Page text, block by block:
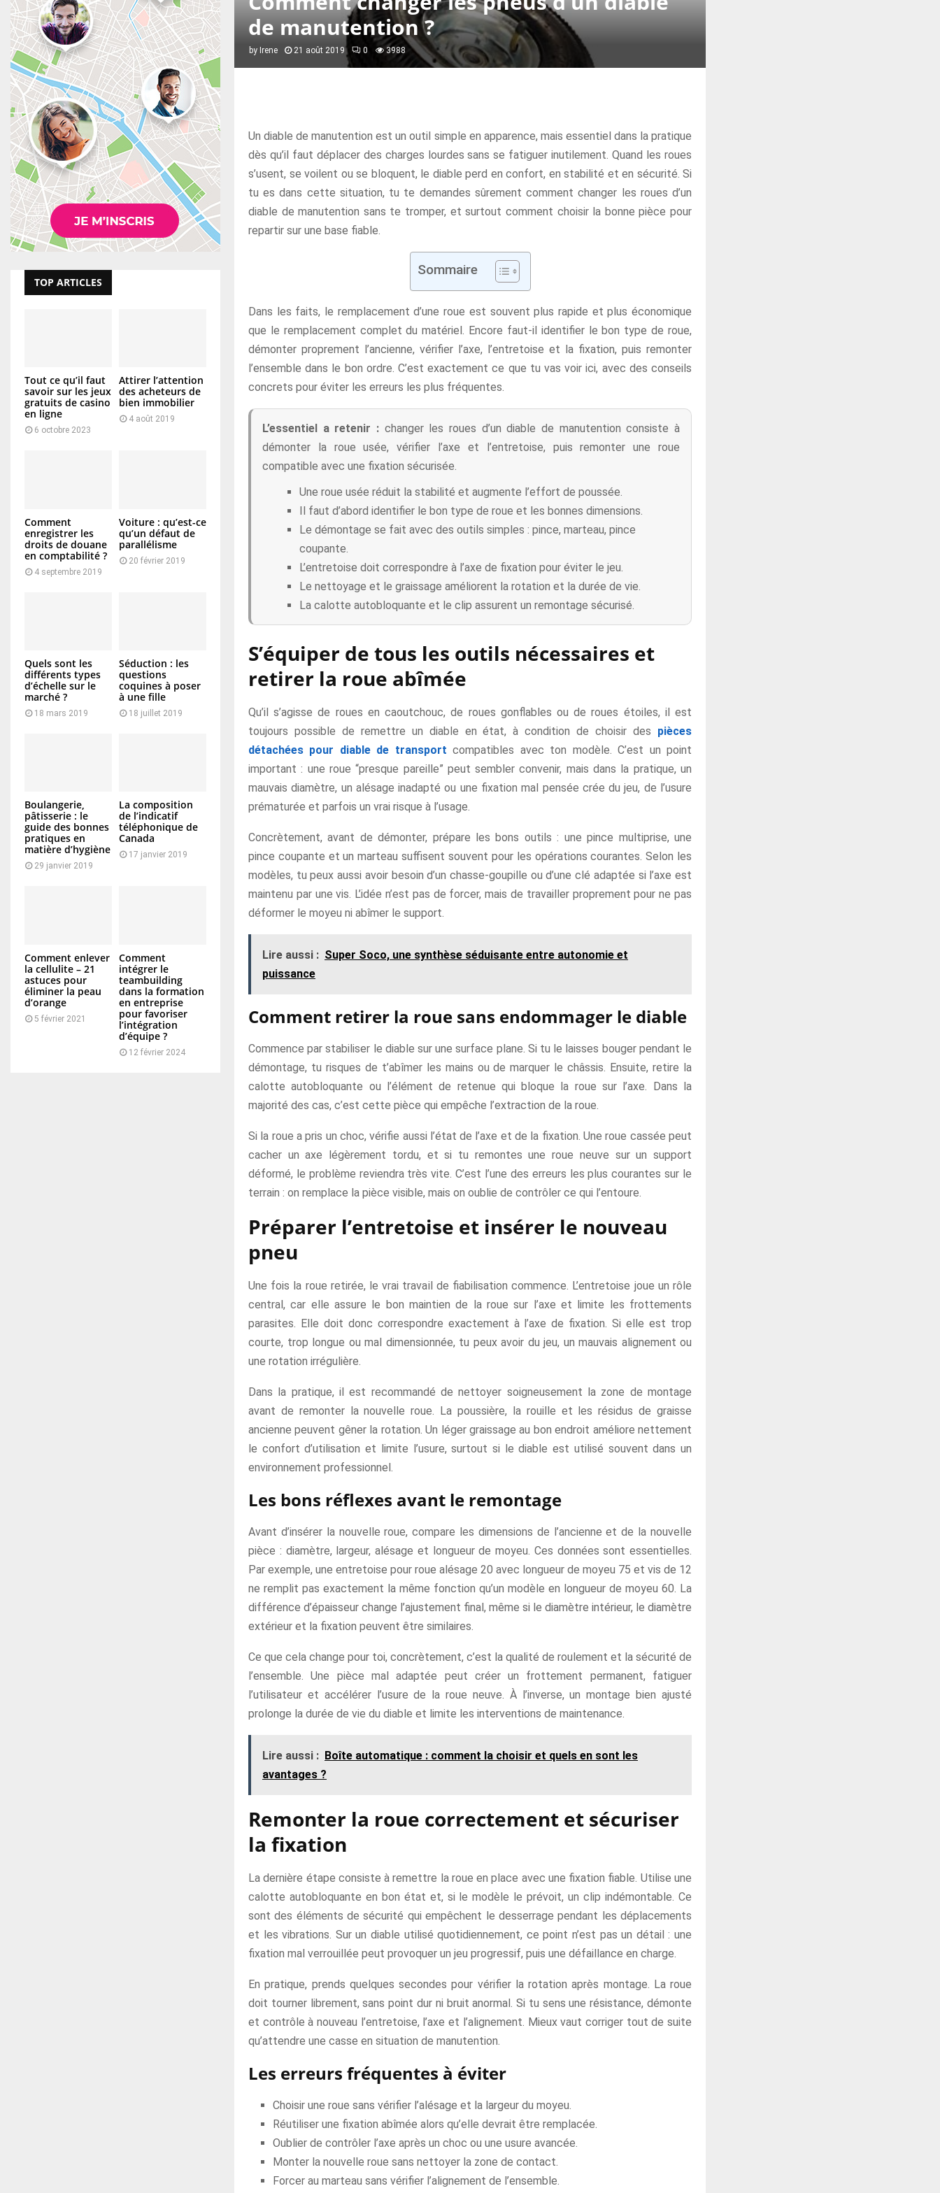
de manutention ?
by Irene 21 août 2019 0 3988
Un diable de manutention est un outil simple en apparence, mais essentiel dans la pratique
dès qu’il faut déplacer des charges lourdes sans se fatiguer inutilement. Quand les roues
s’usent, se voilent ou se bloquent, le diable perd en confort, en stabilité et en sécurité. Si
tu es dans cette situation, tu te demandes sûrement comment changer les roues d’un
diable de manutention sans te tromper, et surtout comment choisir la bonne pièce pour
repartir sur une base fiable.
Sommaire
Dans les faits, le remplacement d’une roue est souvent plus rapide et plus économique
que le remplacement complet du matériel. Encore faut-il identifier le bon type de roue,
démonter proprement l’ancienne, vérifier l’axe, l’entretoise et la fixation, puis remonter
l’ensemble dans le bon ordre. C’est exactement ce que tu vas voir ici, avec des conseils
concrets pour éviter les erreurs les plus fréquentes.
L’essentiel a retenir : changer les roues d’un diable de manutention consiste à
démonter la roue usée, vérifier l’axe et l’entretoise, puis remonter une roue
compatible avec une fixation sécurisée.
Une roue usée réduit la stabilité et augmente l’effort de poussée.
Il faut d’abord identifier le bon type de roue et les bonnes dimensions.
Le démontage se fait avec des outils simples : pince, marteau, pince
coupante.
L’entretoise doit correspondre à l’axe de fixation pour éviter le jeu.
Le nettoyage et le graissage améliorent la rotation et la durée de vie.
La calotte autobloquante et le clip assurent un remontage sécurisé.
S’équiper de tous les outils nécessaires et
retirer la roue abîmée
Qu’il s’agisse de roues en caoutchouc, de roues gonflables ou de roues étoiles, il est
toujours possible de remettre un diable en état, à condition de choisir des pièces
détachées pour diable de transport compatibles avec ton modèle. C’est un point
important : une roue “presque pareille” peut sembler convenir, mais dans la pratique, un
mauvais diamètre, un alésage inadapté ou une fixation mal pensée crée du jeu, de l’usure
prématurée et parfois un vrai risque à l’usage.
Concrètement, avant de démonter, prépare les bons outils : une pince multiprise, une
pince coupante et un marteau suffisent souvent pour les opérations courantes. Selon les
modèles, tu peux aussi avoir besoin d’un chasse-goupille ou d’une clé adaptée si l’axe est
maintenu par une vis. L’idée n’est pas de forcer, mais de travailler proprement pour ne pas
déformer le moyeu ni abîmer le support.
Lire aussi : Super Soco, une synthèse séduisante entre autonomie et
puissance
Comment retirer la roue sans endommager le diable
Commence par stabiliser le diable sur une surface plane. Si tu le laisses bouger pendant le
démontage, tu risques de t’abîmer les mains ou de marquer le châssis. Ensuite, retire la
calotte autobloquante ou l’élément de retenue qui bloque la roue sur l’axe. Dans la
majorité des cas, c’est cette pièce qui empêche l’extraction de la roue.
Si la roue a pris un choc, vérifie aussi l’état de l’axe et de la fixation. Une roue cassée peut
cacher un axe légèrement tordu, et si tu remontes une roue neuve sur un support
déformé, le problème reviendra très vite. C’est l’une des erreurs les plus courantes sur le
terrain : on remplace la pièce visible, mais on oublie de contrôler ce qui l’entoure.
Préparer l’entretoise et insérer le nouveau
pneu
Une fois la roue retirée, le vrai travail de fiabilisation commence. L’entretoise joue un rôle
central, car elle assure le bon maintien de la roue sur l’axe et limite les frottements
parasites. Elle doit donc correspondre exactement à l’axe de fixation. Si elle est trop
courte, trop longue ou mal dimensionnée, tu peux avoir du jeu, un mauvais alignement ou
une rotation irrégulière.
Dans la pratique, il est recommandé de nettoyer soigneusement la zone de montage
avant de remonter la nouvelle roue. La poussière, la rouille et les résidus de graisse
ancienne peuvent gêner la rotation. Un léger graissage au bon endroit améliore nettement
le confort d’utilisation et limite l’usure, surtout si le diable est utilisé souvent dans un
environnement professionnel.
Les bons réflexes avant le remontage
Avant d’insérer la nouvelle roue, compare les dimensions de l’ancienne et de la nouvelle
pièce : diamètre, largeur, alésage et longueur de moyeu. Ces données sont essentielles.
Par exemple, une entretoise pour roue alésage 20 avec longueur de moyeu 75 et vis de 12
ne remplit pas exactement la même fonction qu’un modèle en longueur de moyeu 60. La
différence d’épaisseur change l’ajustement final, même si le diamètre intérieur, le diamètre
extérieur et la fixation peuvent être similaires.
Ce que cela change pour toi, concrètement, c’est la qualité de roulement et la sécurité de
l’ensemble. Une pièce mal adaptée peut créer un frottement permanent, fatiguer
l’utilisateur et accélérer l’usure de la roue neuve. À l’inverse, un montage bien ajusté
prolonge la durée de vie du diable et limite les interventions de maintenance.
Lire aussi : Boîte automatique : comment la choisir et quels en sont les
avantages ?
Remonter la roue correctement et sécuriser
la fixation
La dernière étape consiste à remettre la roue en place avec une fixation fiable. Utilise une
calotte autobloquante en bon état et, si le modèle le prévoit, un clip indémontable. Ce
sont des éléments de sécurité qui empêchent le desserrage pendant les déplacements
et les vibrations. Sur un diable utilisé quotidiennement, ce point n’est pas un détail : une
fixation mal verrouillée peut provoquer un jeu progressif, puis une défaillance en charge.
En pratique, prends quelques secondes pour vérifier la rotation après montage. La roue
doit tourner librement, sans point dur ni bruit anormal. Si tu sens une résistance, démonte
et contrôle à nouveau l’entretoise, l’axe et l’alignement. Mieux vaut corriger tout de suite
qu’attendre une casse en situation de manutention.
Les erreurs fréquentes à éviter
Choisir une roue sans vérifier l’alésage et la largeur du moyeu.
Réutiliser une fixation abîmée alors qu’elle devrait être remplacée.
Oublier de contrôler l’axe après un choc ou une usure avancée.
Monter la nouvelle roue sans nettoyer la zone de contact.
Forcer au marteau sans vérifier l’alignement de l’ensemble.
TOP ARTICLES
Tout ce qu’il faut
savoir sur les jeux
gratuits de casino
en ligne
6 octobre 2023
Attirer l’attention
des acheteurs de
bien immobilier
4 août 2019
Comment
enregistrer les
droits de douane
en comptabilité ?
4 septembre 2019
Voiture : qu’est-ce
qu’un défaut de
parallélisme
20 février 2019
Quels sont les
différents types
d’échelle sur le
marché ?
18 mars 2019
Séduction : les
questions
coquines à poser
à une fille
18 juillet 2019
Boulangerie,
pâtisserie : le
guide des bonnes
pratiques en
matière d’hygiène
29 janvier 2019
La composition
de l’indicatif
téléphonique de
Canada
17 janvier 2019
Comment enlever
la cellulite – 21
astuces pour
éliminer la peau
d’orange
5 février 2021
Comment
intégrer le
teambuilding
dans la formation
en entreprise
pour favoriser
l’intégration
d’équipe ?
12 février 2024